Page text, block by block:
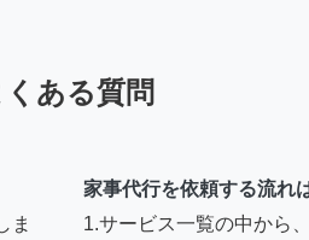
くある質問
ま
家事代行を依頼する流れ
1.サービス一覧の中から